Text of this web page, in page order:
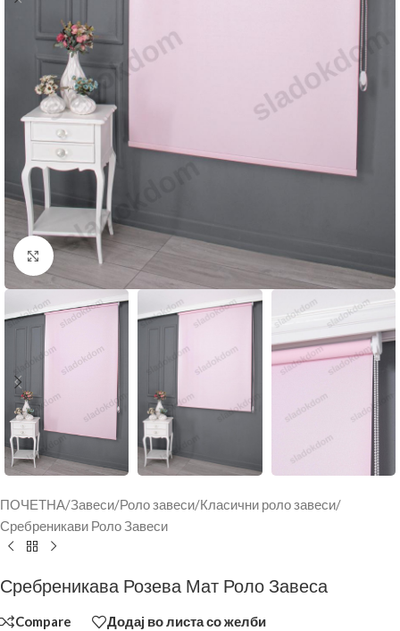
Click to enlarge
ПОЧЕТНА/Завеси/Роло завеси/Класични роло завеси/
Сребреникави Роло Завеси
Сребреникава Розева Мат Роло Завеса
Compare Додај во листа со желби